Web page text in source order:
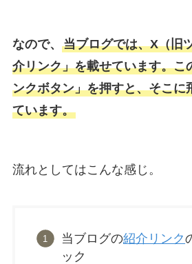
なので、 当ブログでは、X（旧
介リンク」を載せています。こ
ンクボタン」を押すと、そこに
ています。
流れとしてはこんな感じ。
当ブログの紹介リンク
ック